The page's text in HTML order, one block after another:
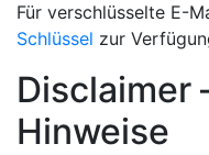
Für verschlüsselte E-
Schlüssel zur
Disclaimer
Hinweise